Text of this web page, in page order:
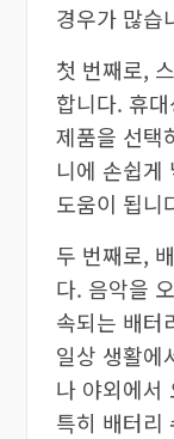
경우가 많습
첫 번째로,
합니다. 휴
제품을 선택
니에 손쉽게
도움이 됩니
두 번째로,
다. 음악을
속되는 배터
일상 생활에
나 야외에서
특히 배터리